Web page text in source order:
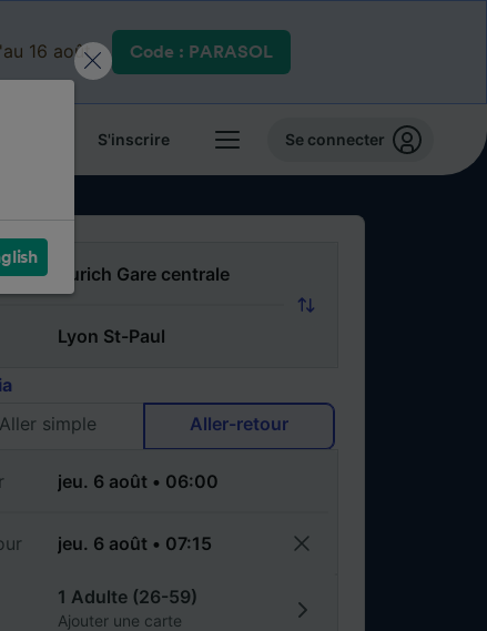
16 août. Code : PARASOL
S'inscrire Se connecter
Aller simple
Aller-retour
1 Adulte (26-59)
Ajouter une carte